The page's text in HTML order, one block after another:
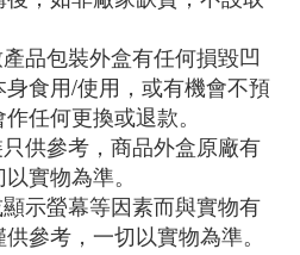
品包裝外盒有任何損毀凹
食用/使用，或有機會不預
任何更換或退款。
供參考，商品外盒原廠有
實物為準。
示螢幕等因素而與實物有
參考，一切以實物為準。